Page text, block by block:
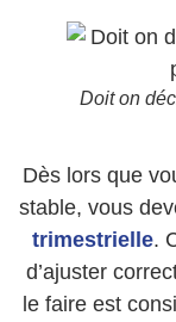
Doit on
Dès lors que
stable, vous
trimestrielle.
d’ajuster
le faire est